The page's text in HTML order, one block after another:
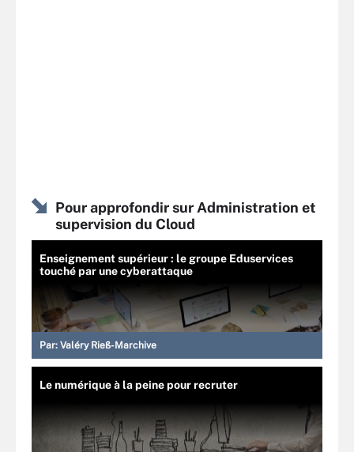
Pour approfondir sur Administration et
supervision du Cloud
Enseignement supérieur : le groupe Eduservices
touché par une cyberattaque
Par: Valéry Rieß-Marchive
Le numérique à la peine pour recruter